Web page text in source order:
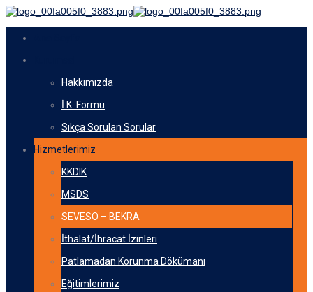
Hakkımızda
İ.K. Formu
Sıkça Sorulan Sorular
Hizmetlerimiz
KKDIK
MSDS
SEVESO – BEKRA
İthalat/İhracat İzinleri
Patlamadan Korunma Dökümanı
Eğitimlerimiz